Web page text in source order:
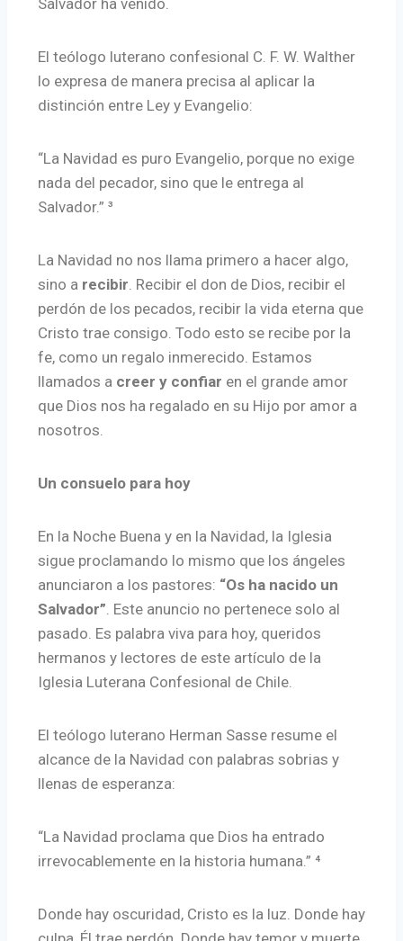
El teólogo luterano confesional C. F. W. Walther
lo expresa de manera precisa al aplicar la
distinción entre Ley y Evangelio:
“La Navidad es puro Evangelio, porque no exige
nada del pecador, sino que le entrega al
Salvador.” ³
La Navidad no nos llama primero a hacer algo,
sino a recibir . Recibir el don de Dios, recibir el
perdón de los pecados, recibir la vida eterna que
Cristo trae consigo. Todo esto se recibe por la
fe, como un regalo inmerecido. Estamos
llamados a creer y confiar en el grande amor
que Dios nos ha regalado en su Hijo por amor a
nosotros.
Un consuelo para hoy
En la Noche Buena y en la Navidad, la Iglesia
sigue proclamando lo mismo que los ángeles
anunciaron a los pastores: “Os ha nacido un
Salvador” . Este anuncio no pertenece solo al
pasado. Es palabra viva para hoy, queridos
hermanos y lectores de este artículo de la
Iglesia Luterana Confesional de Chile.
El teólogo luterano Herman Sasse resume el
alcance de la Navidad con palabras sobrias y
llenas de esperanza:
“La Navidad proclama que Dios ha entrado
irrevocablemente en la historia humana.” ⁴
Donde hay oscuridad, Cristo es la luz. Donde hay